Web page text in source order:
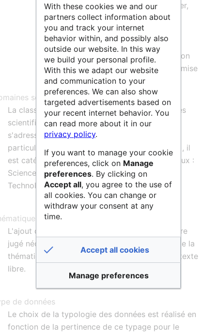
dispensées par ce service. En particulier,
l'application desprincipes FAIRaux
données étant recommandée par la
Commission européenne et d'autres
organismes internationaux, la description
peut mentionner des références à leur mise
en oeuvre par les services.
scientifiques :
La classification par domaines et sous domaines
scientifiques est issue de l'ERC . Si le service ne
s'adresse pas à un domaine scientifique en
particulier (i.e. multidisciplinaire ou agnostique), il
est catégorisé dans les trois domaines principaux :
Sciences Humaines & Sociales, Sciences &
Technologies, Vie & Santé.
et/ou mots-clés
L'ajout de thématiques et/ou mots-clés peut être
jugé nécessaire pour affiner la représentation de la
thématique traitée et faciliter la recherche par texte
libre.
de données
Le choix de la typologie des données est réalisé en
fonction de la pertinence de ce typage pour le
With these cookies we and our
partners collect information about
you and track your internet
behavior within, and possibly also
outside our website. In this way
we build your personal profile.
With this we adapt our website
and communication to your
preferences. We can also show
targeted advertisements based on
your recent internet behavior. You
can read more about it in our
privacy policy.
If you want to manage your cookie
preferences, click on Manage
preferences. By clicking on
Accept all, you agree to the use of
all cookies. You can change or
withdraw your consent at any
time.
Accept all cookies
Manage preferences